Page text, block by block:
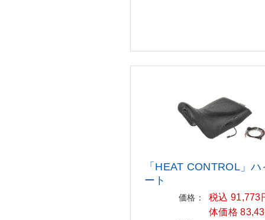
「HEAT CONTROL」ハ
ート
価格：
税込 91,773
体価格